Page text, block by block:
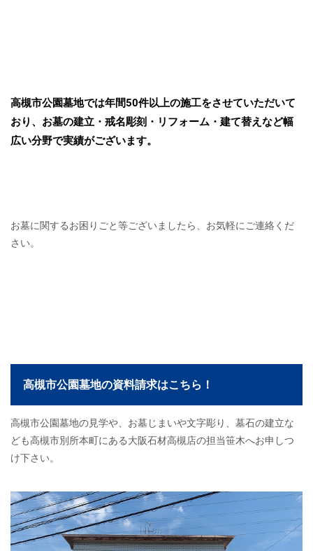
高槻市公園墓地では年間50件以上の施工をさせていただいて
おり、お墓の建立・戒名彫刻・リフォーム・建て替えなど幅
広い分野で実績がございます。
お墓に関するお困りごと等ございましたら、お気軽にご連絡くだ
さい。
高槻市公園墓地の資料請求はこちら！
高槻市公園墓地の見学や、お墓じまいや文字彫り、墓石の建立な
ども高槻市別所本町にある大阪石材高槻店の担当笹木へお申しつ
け下さい。